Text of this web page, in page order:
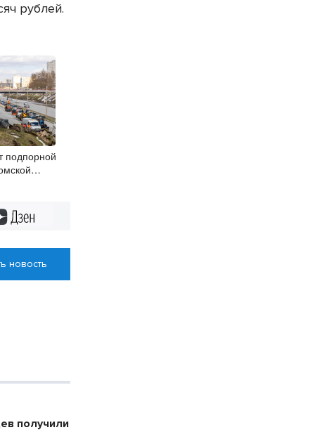
рублей.
подпорной
новость
получили